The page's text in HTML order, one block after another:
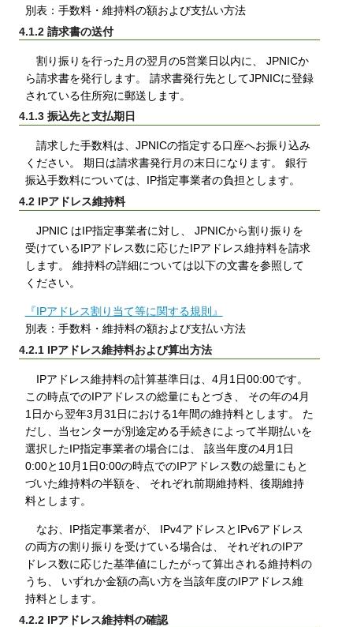
別表：手数料・維持料の額および支払い方法
4.1.2 請求書の送付
割り振りを行った月の翌月の5営業日以内に、 JPNICか
ら請求書を発行します。 請求書発行先としてJPNICに登録
されている住所宛に郵送します。
4.1.3 振込先と支払期日
請求した手数料は、JPNICの指定する口座へお振り込み
ください。 期日は請求書発行月の末日になります。 銀行
振込手数料については、IP指定事業者の負担とします。
4.2 IPアドレス維持料
JPNIC はIP指定事業者に対し、 JPNICから割り振りを
受けているIPアドレス数に応じたIPアドレス維持料を請求
します。 維持料の詳細については以下の文書を参照して
ください。
『IPアドレス割り当て等に関する規則』
別表：手数料・維持料の額および支払い方法
4.2.1 IPアドレス維持料および算出方法
IPアドレス維持料の計算基準日は、4月1日00:00です。
この時点でのIPアドレスの総量にもとづき、 その年の4月
1日から翌年3月31日における1年間の維持料とします。 た
だし、当センターが別途定める手続きによって半期払いを
選択したIP指定事業者の場合には、 該当年度の4月1日
0:00と10月1日0:00の時点でのIPアドレス数の総量にもと
づいた維持料の半額を、 それぞれ前期維持料、後期維持
料とします。
なお、IP指定事業者が、 IPv4アドレスとIPv6アドレス
の両方の割り振りを受けている場合は、 それぞれのIPア
ドレス数に応じた基準値にしたがって算出される維持料の
うち、 いずれか金額の高い方を当該年度のIPアドレス維
持料とします。
4.2.2 IPアドレス維持料の確認